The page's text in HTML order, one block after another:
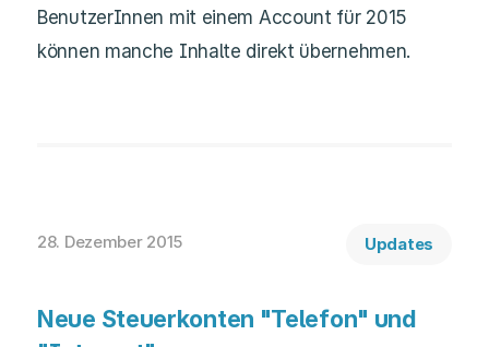
BenutzerInnen mit einem Account für 2015
können manche Inhalte direkt übernehmen.
28. Dezember 2015 Updates
Neue Steuerkonten "Telefon" und